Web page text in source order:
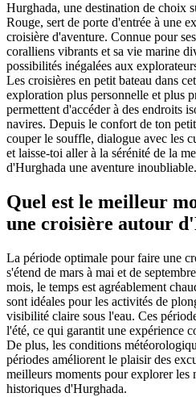
Hurghada, une destination de choix
Rouge, sert de porte d'entrée à une
croisière d'aventure. Connue pour
coralliens vibrants et sa vie marine
possibilités inégalées aux
Les croisières en petit bateau dans
exploration plus personnelle et plus
permettent d'accéder à des endroits
navires. Depuis le confort de ton
couper le souffle, dialogue avec les
et laisse-toi aller à la sérénité de la
d'Hurghada une aventure inoubliable.
Quel est le meilleur
une croisière autour
La période optimale pour faire une
s'étend de mars à mai et de
mois, le temps est agréablement
sont idéales pour les activités de
visibilité claire sous l'eau. Ces
l'été, ce qui garantit une expérience
De plus, les conditions
périodes améliorent le plaisir des
meilleurs moments pour explorer les
historiques d'Hurghada.